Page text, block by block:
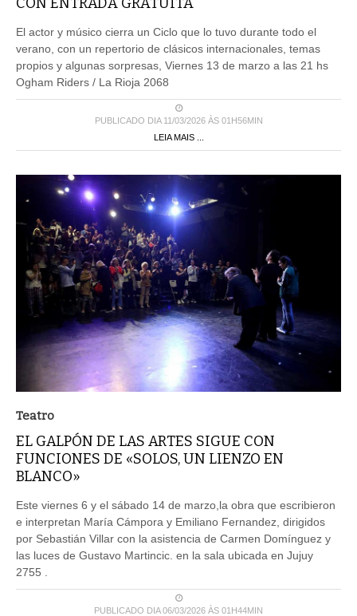
El actor y músico cierra un Ciclo que lo tuvo durante todo el
verano, con un repertorio de clásicos internacionales, temas
propios y algunas sorpresas, Viernes 13 de marzo a las 21 hs
Ogham Riders / La Rioja 2068
PUBLICADO DIA 11/03/2026 ÀS 01H56MIN
LEIA MAIS ...
Teatro
EL GALPÓN DE LAS ARTES SIGUE CON
FUNCIONES DE «SOLOS, UN LIENZO EN
BLANCO»
Este viernes 6 y el sábado 14 de marzo,la obra que escribieron
e interpretan María Cámpora y Emiliano Fernandez, dirigidos
por Sebastián Villar con la asistencia de Carmen Domínguez y
las luces de Gustavo Martincic. en la sala ubicada en Jujuy
2755 .
PUBLICADO DIA 06/03/2026 ÀS 01H44MIN